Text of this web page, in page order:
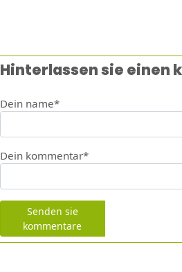
Hinterlassen sie einen
Dein name*
Dein kommentar*
Senden sie
kommentare